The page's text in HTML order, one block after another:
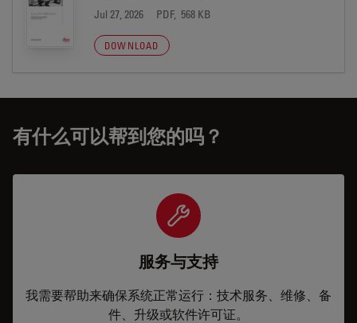
Jul 27, 2026 PDF, 568 KB
DOWNLOAD
有什么可以帮到您的吗？
服务与支持
我需要帮助来确保系统正常运行：技术服务、维修、备
件、升级或软件许可证。